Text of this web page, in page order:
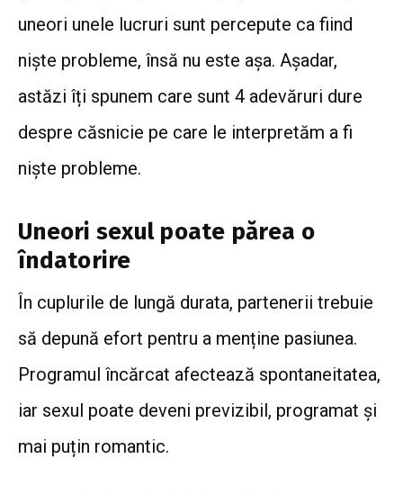
uneori unele lucruri sunt percepute ca fiind
niște probleme, însă nu este așa. Așadar,
astăzi îți spunem care sunt 4 adevăruri dure
despre căsnicie pe care le interpretăm a fi
niște probleme.
Uneori sexul poate părea o
îndatorire
În cuplurile de lungă durata, partenerii trebuie
să depună efort pentru a menține pasiunea.
Programul încărcat afectează spontaneitatea,
iar sexul poate deveni previzibil, programat și
mai puțin romantic.